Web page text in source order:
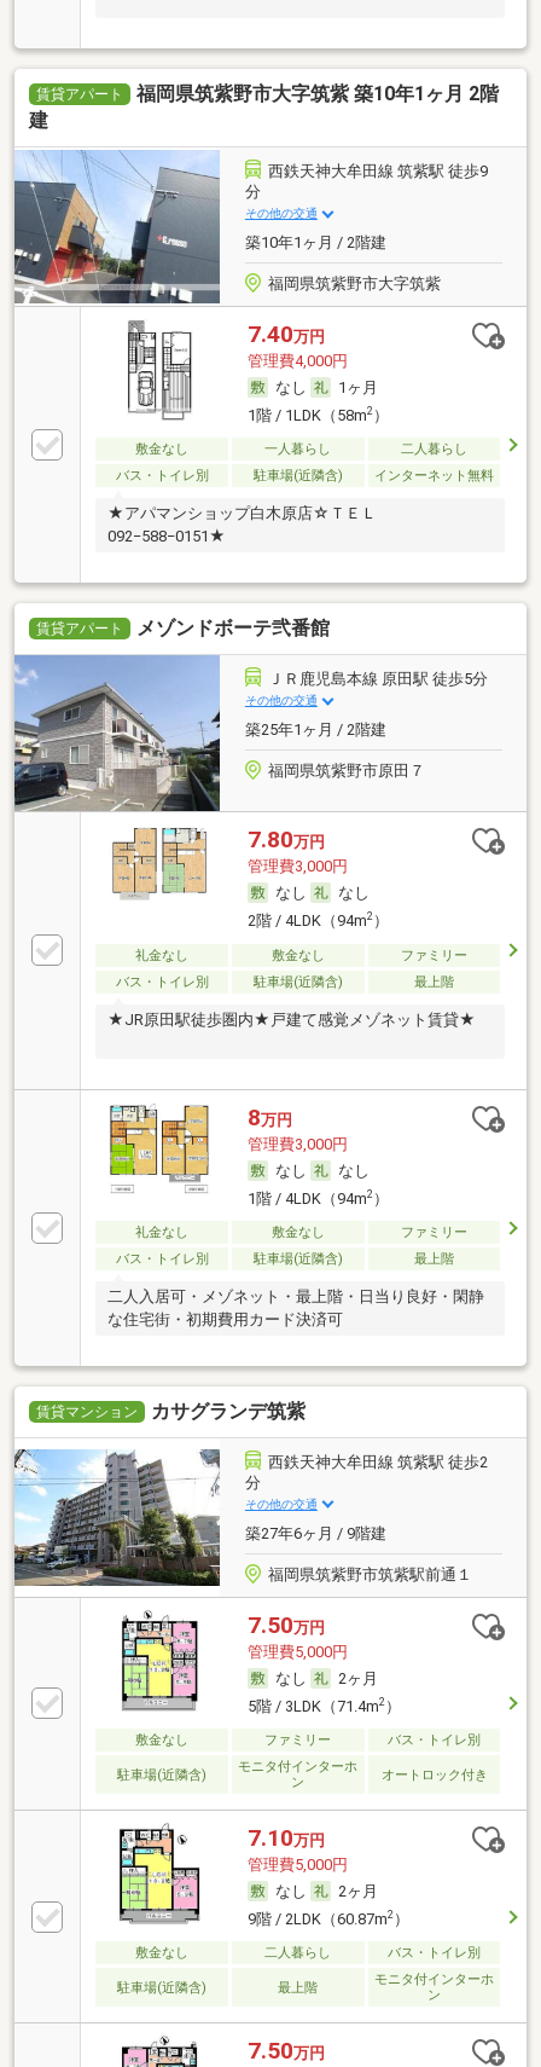
賃貸アパート
福岡県筑紫野市大字筑紫 築10年1ヶ月 2階
建
西鉄天神大牟田線 筑紫駅 徒歩9
分
その他の交通
築10年1ヶ月 / 2階建
福岡県筑紫野市大字筑紫
7.40万円
管理費4,000円
なし
1ヶ月
1階 / 1LDK（58m2）
敷金なし 一人暮らし
二人暮らし
バス・トイレ別
駐車場(近隣含) インターネット無料
★アパマンショップ白木原店☆ＴＥＬ
092−588−0151★
賃貸アパート メゾンドボーテ弐番館
ＪＲ鹿児島本線 原田駅 徒歩5分
その他の交通
築25年1ヶ月 / 2階建
福岡県筑紫野市原田７
7.80万円
管理費3,000円
なし
なし
2階 / 4LDK（94m2）
礼金なし 敷金なし
ファミリー
バス・トイレ別
駐車場(近隣含) 最上階
★JR原田駅徒歩圏内★戸建て感覚メゾネット賃貸★
8万円
管理費3,000円
なし
なし
1階 / 4LDK（94m2）
礼金なし 敷金なし
ファミリー
バス・トイレ別
駐車場(近隣含) 最上階
二人入居可・メゾネット・最上階・日当り良好・閑静
な住宅街・初期費用カード決済可
賃貸マンション カサグランデ筑紫
西鉄天神大牟田線 筑紫駅 徒歩2
分
その他の交通
築27年6ヶ月 / 9階建
福岡県筑紫野市筑紫駅前通１
7.50万円
管理費5,000円
なし
2ヶ月
5階 / 3LDK（71.4m2）
敷金なし ファミリー バス・トイレ別
駐車場(近隣含)
モニタ付インターホ
ン
オートロック付き
7.10万円
管理費5,000円
なし
2ヶ月
9階 / 2LDK（60.87m2）
敷金なし 二人暮らし バス・トイレ別
駐車場(近隣含) 最上階
モニタ付インターホ
ン
7.50万円